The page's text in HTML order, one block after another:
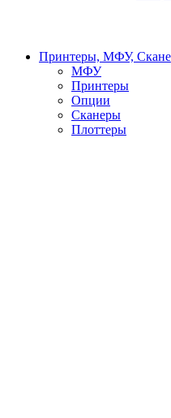
Принтеры, МФУ,
МФУ
Принтеры
Опции
Сканеры
Плоттеры